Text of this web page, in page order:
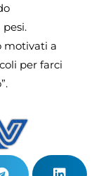
motivati a
per farci